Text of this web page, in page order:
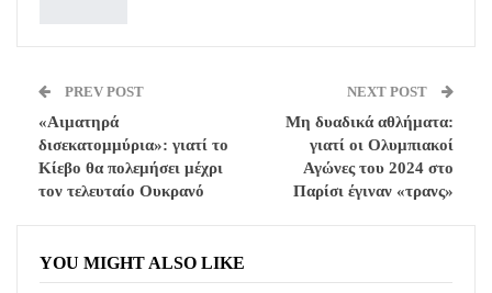
PREV POST
«Αιματηρά
δισεκατομμύρια»: γιατί το
Κίεβο θα πολεμήσει μέχρι
τον τελευταίο Ουκρανό
NEXT POST
Μη δυαδικά αθλήματα:
γιατί οι Ολυμπιακοί
Αγώνες του 2024 στο
Παρίσι έγιναν «τρανς»
YOU MIGHT ALSO LIKE